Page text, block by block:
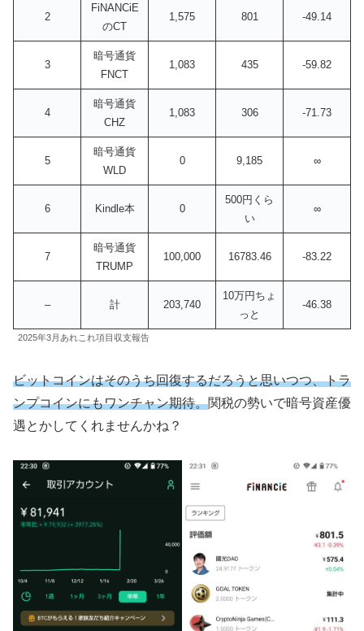
2
FiNANCiE
のCT
1,575 801 -49.14
3
暗号通貨
FNCT
1,083 435 -59.82
4
暗号通貨
CHZ
1,083 306 -71.73
5
暗号通貨
WLD
0 9,185 ∞
6 Kindle本 0
500円くら
い
∞
7
暗号通貨
TRUMP
100,000 16783.46 -83.22
– 計 203,740
10万円ちょ
っと
-46.38
2025年3月あれこれ項目収支報告
ビットコインはそのうち回復するだろうと思いつつ、トラ
ンプコインにもワンチャン期待。関税の勢いで暗号資産優
遇とかしてくれませんかね？